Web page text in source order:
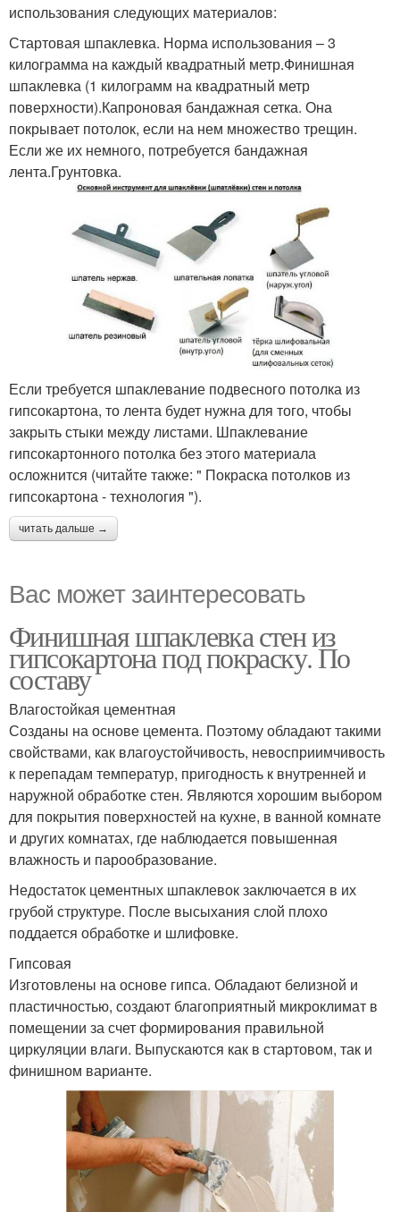
использования следующих материалов:
Стартовая шпаклевка. Норма использования – 3
килограмма на каждый квадратный метр.Финишная
шпаклевка (1 килограмм на квадратный метр
поверхности).Капроновая бандажная сетка. Она
покрывает потолок, если на нем множество трещин.
Если же их немного, потребуется бандажная
лента.Грунтовка.
Если требуется шпаклевание подвесного потолка из
гипсокартона, то лента будет нужна для того, чтобы
закрыть стыки между листами. Шпаклевание
гипсокартонного потолка без этого материала
осложнится (читайте также: " Покраска потолков из
гипсокартона - технология ").
читать дальше →
Вас может заинтересовать
Финишная шпаклевка стен из
гипсокартона под покраску. По
составу
Влагостойкая цементная
Созданы на основе цемента. Поэтому обладают такими
свойствами, как влагоустойчивость, невосприимчивость
к перепадам температур, пригодность к внутренней и
наружной обработке стен. Являются хорошим выбором
для покрытия поверхностей на кухне, в ванной комнате
и других комнатах, где наблюдается повышенная
влажность и парообразование.
Недостаток цементных шпаклевок заключается в их
грубой структуре. После высыхания слой плохо
поддается обработке и шлифовке.
Гипсовая
Изготовлены на основе гипса. Обладают белизной и
пластичностью, создают благоприятный микроклимат в
помещении за счет формирования правильной
циркуляции влаги. Выпускаются как в стартовом, так и
финишном варианте.